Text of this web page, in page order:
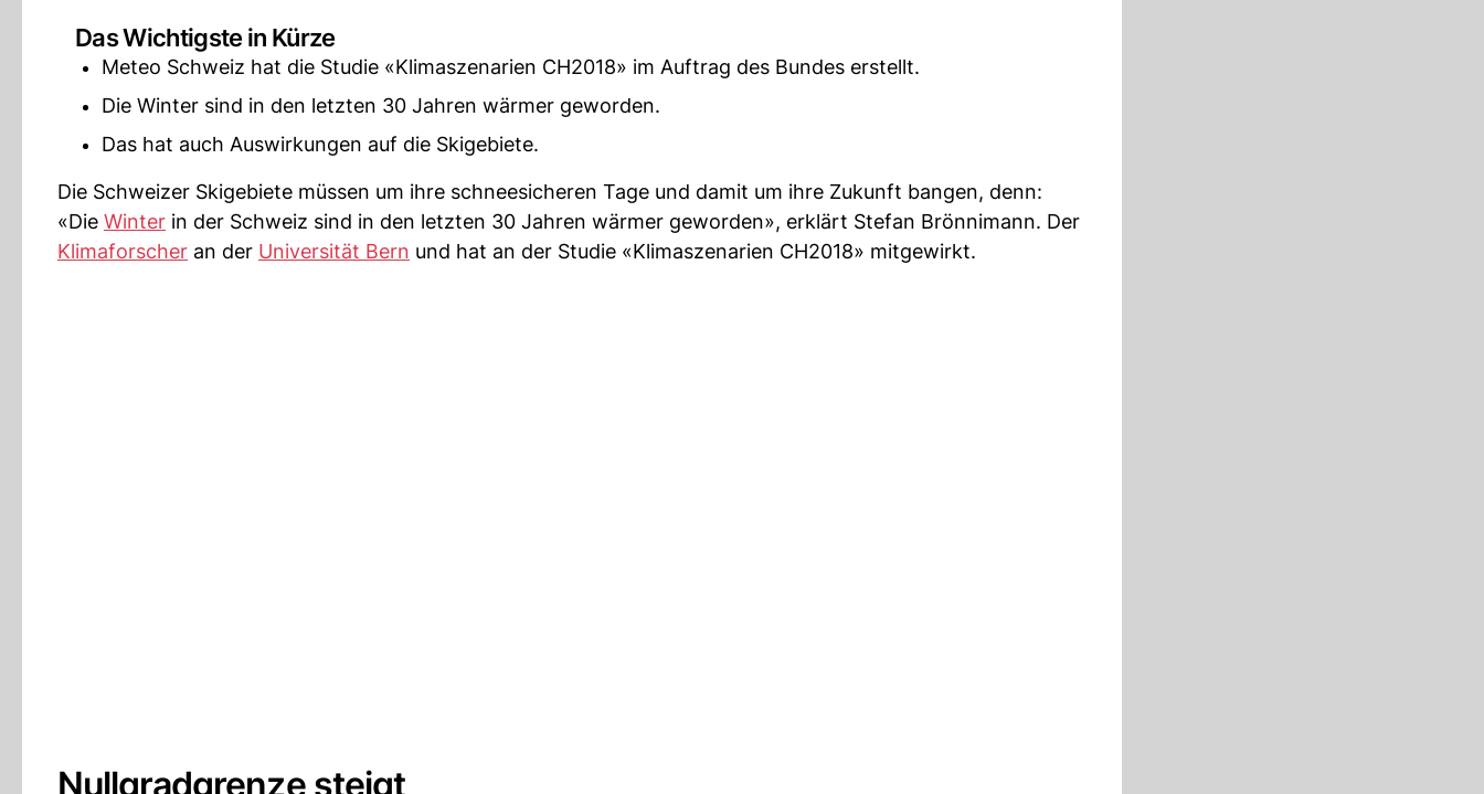
Das Wichtigste in Kürze
Meteo Schweiz hat die Studie «Klimaszenarien CH2018» im Auftrag des Bundes erstellt.
Die Winter sind in den letzten 30 Jahren wärmer geworden.
Das hat auch Auswirkungen auf die Skigebiete.
Die Schweizer Skigebiete müssen um ihre schneesicheren Tage und damit um ihre Zukunft bangen, denn:
«Die Winter in der Schweiz sind in den letzten 30 Jahren wärmer geworden», erklärt Stefan Brönnimann. Der
Klimaforscher an der Universität Bern und hat an der Studie «Klimaszenarien CH2018» mitgewirkt.
Nullgradgrenze steigt